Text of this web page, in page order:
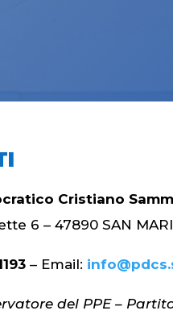
Cristiano
6 – 47890 SAN
– Email:
del PPE –